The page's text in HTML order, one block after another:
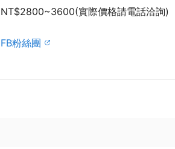
NT$2800~3600(實際價格請電話洽詢)
FB粉絲團